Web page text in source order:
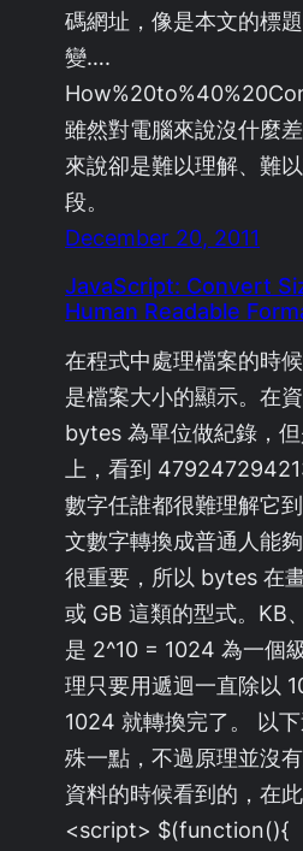
碼網址，像是本文的標
變….
雖然對電腦來說沒什麼
來說卻是難以理解、難
段。
December 20, 2011
JavaScript: Convert
Human Readable
在程式中處理檔案的時
是檔案大小的顯示。在
bytes 為單位做紀錄，
上，看到
數字任誰都很難理解它
文數字轉換成普通人能
很重要，所以 bytes 在
或 GB 這類的型式。KB
是 2^10 = 1024 為一個
理只要用遞迴一直除以
1024 就轉換完了。 以
殊一點，不過原理並沒
資料的時候看到的，在此
<script> $(function(){